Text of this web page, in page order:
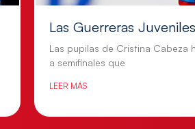
Las Guerreras
Las pupilas de Cristina Cabeza
a semifinales que
LEER MÁS